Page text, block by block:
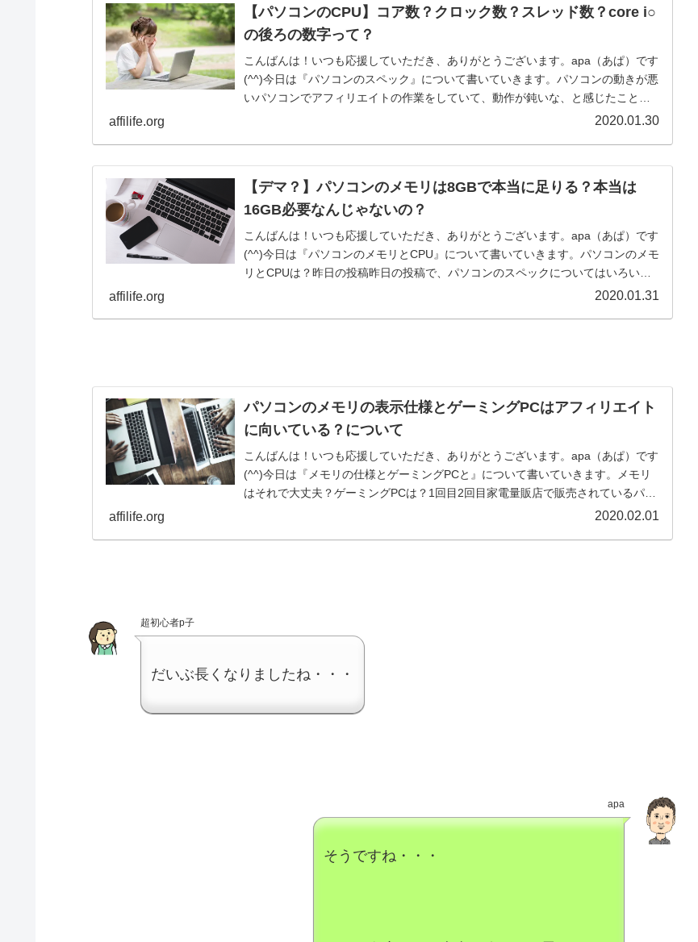
【パソコンのCPU】コア数？クロック数？スレッド数？core i○
の後ろの数字って？
こんばんは！いつも応援していただき、ありがとうございます。apa（あぱ）です
(^^)今日は『パソコンのスペック』について書いていきます。パソコンの動きが悪
いパソコンでアフィリエイトの作業をしていて、動作が鈍いな、と感じたことあ
affilife.org 2020.01.30
【デマ？】パソコンのメモリは8GBで本当に足りる？本当は
16GB必要なんじゃないの？
こんばんは！いつも応援していただき、ありがとうございます。apa（あぱ）です
(^^)今日は『パソコンのメモリとCPU』について書いていきます。パソコンのメモ
リとCPUは？昨日の投稿昨日の投稿で、パソコンのスペックについてはいろいろ
affilife.org 2020.01.31
パソコンのメモリの表示仕様とゲーミングPCはアフィリエイト
に向いている？について
こんばんは！いつも応援していただき、ありがとうございます。apa（あぱ）です
(^^)今日は『メモリの仕様とゲーミングPCと』について書いていきます。メモリ
はそれで大丈夫？ゲーミングPCは？1回目2回目家電量販店で販売されているパソ
affilife.org 2020.02.01
超初心者p子
だいぶ長くなりましたね・・・
apa
そうですね・・・